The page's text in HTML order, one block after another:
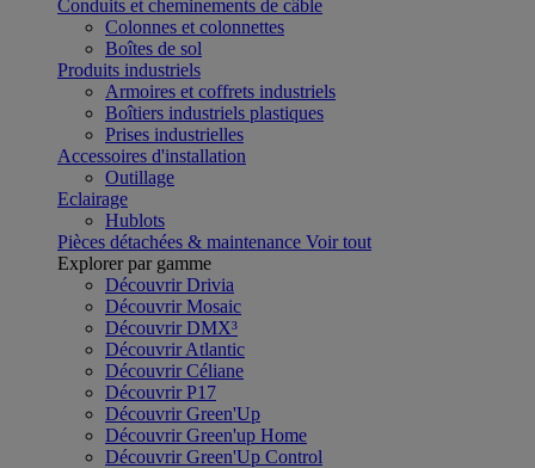
Conduits et cheminements de câble
Colonnes et colonnettes
Boîtes de sol
Produits industriels
Armoires et coffrets industriels
Boîtiers industriels plastiques
Prises industrielles
Accessoires d'installation
Outillage
Eclairage
Hublots
Pièces détachées & maintenance Voir tout
Explorer par gamme
Découvrir Drivia
Découvrir Mosaic
Découvrir DMX³
Découvrir Atlantic
Découvrir Céliane
Découvrir P17
Découvrir Green'Up
Découvrir Green'up Home
Découvrir Green'Up Control